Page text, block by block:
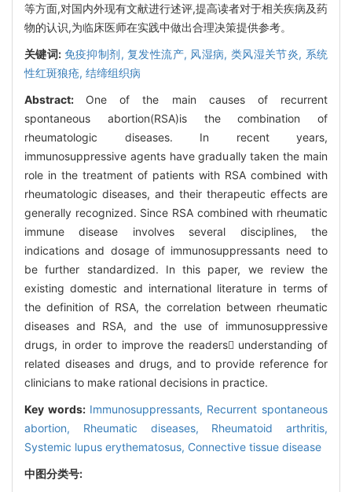
等方面,对国内外现有文献进行述评,提高读者对于相关疾病及药
物的认识,为临床医师在实践中做出合理决策提供参考。
关键词: 免疫抑制剂, 复发性流产, 风湿病, 类风湿关节炎, 系统
性红斑狼疮, 结缔组织病
Abstract: One of the main causes of recurrent
spontaneous abortion(RSA)is the combination of
rheumatologic diseases. In recent years,
immunosuppressive agents have gradually taken the main
role in the treatment of patients with RSA combined with
rheumatologic diseases, and their therapeutic effects are
generally recognized. Since RSA combined with rheumatic
immune disease involves several disciplines, the
indications and dosage of immunosuppressants need to
be further standardized. In this paper, we review the
existing domestic and international literature in terms of
the definition of RSA, the correlation between rheumatic
diseases and RSA, and the use of immunosuppressive
drugs, in order to improve the readers understanding of
related diseases and drugs, and to provide reference for
clinicians to make rational decisions in practice.
Key words: Immunosuppressants, Recurrent spontaneous
abortion, Rheumatic diseases, Rheumatoid arthritis,
Systemic lupus erythematosus, Connective tissue disease
中图分类号: